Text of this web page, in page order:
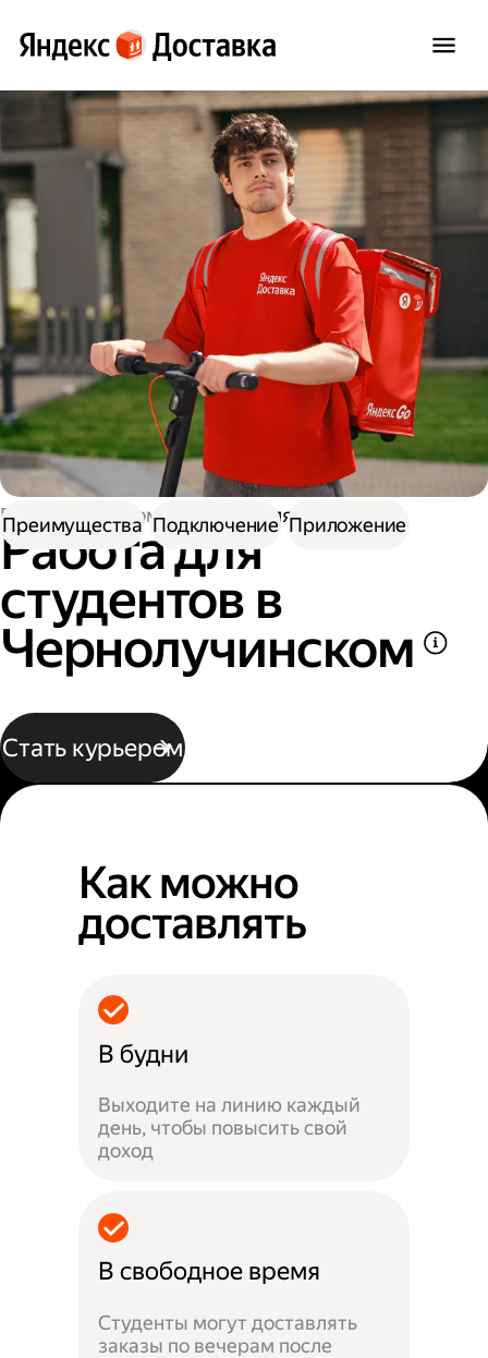
Работа курьером Работа для студентов
Работа для
студентов в
Чернолучинском
Стать курьером
Преимущества Подключение Приложение
Как можно
доставлять
В будни
Выходите на линию каждый
день, чтобы повысить свой
доход
В свободное время
Студенты могут доставлять
заказы по вечерам после